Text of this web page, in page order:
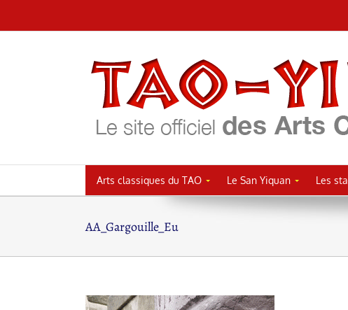
au
Arts classiques du TAO Le San Yiquan Les
AA_Gargouille_Eu